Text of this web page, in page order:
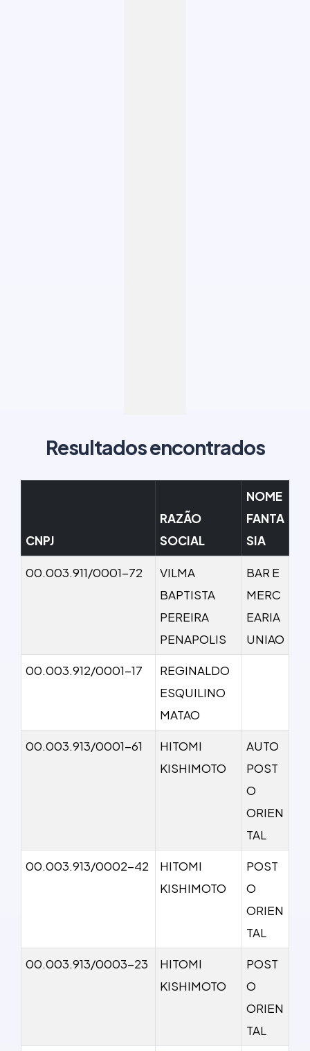
Resultados encontrados
CNPJ
RAZÃO
SOCIAL
NOME
FANTA
SIA
00.003.911/0001-72
VILMA
BAPTISTA
PEREIRA
PENAPOLIS
BAR E
MERC
EARIA
UNIAO
00.003.912/0001-17
REGINALDO
ESQUILINO
MATAO
00.003.913/0001-61
HITOMI
KISHIMOTO
AUTO
POST
O
ORIEN
TAL
00.003.913/0002-42
HITOMI
KISHIMOTO
POST
O
ORIEN
TAL
00.003.913/0003-23
HITOMI
KISHIMOTO
POST
O
ORIEN
TAL